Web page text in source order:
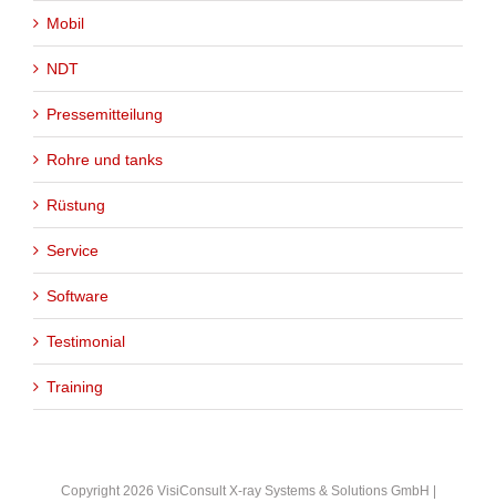
Mobil
NDT
Pressemitteilung
Rohre und tanks
Rüstung
Service
Software
Testimonial
Training
Copyright 2026 VisiConsult X-ray Systems & Solutions GmbH |